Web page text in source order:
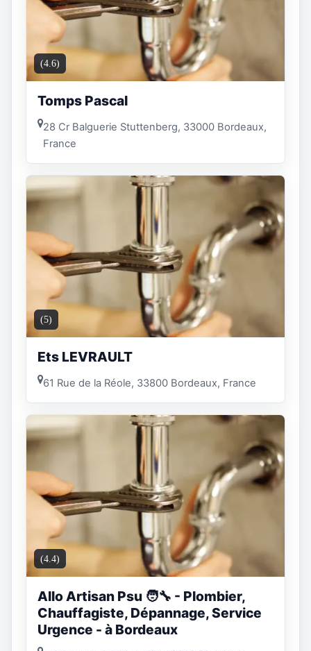
(4.6)
Tomps Pascal
28 Cr Balguerie Stuttenberg, 33000 Bordeaux,
France
(5)
Ets LEVRAULT
61 Rue de la Réole, 33800 Bordeaux, France
(4.4)
Allo Artisan Psu 🧑‍🔧 - Plombier,
Chauffagiste, Dépannage, Service
Urgence - à Bordeaux